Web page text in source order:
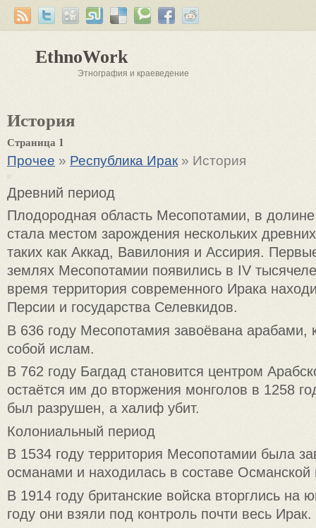
EthnoWork
Этнография и краеведение
История
Страница 1
Прочее » Республика Ирак » История
Древний период
Плодородная область Месопотамии, в
стала местом зарождения нескольких
таких как Аккад, Вавилония и Ассирия.
землях Месопотамии появились в IV
время территория современного Ирака
Персии и государства Селевкидов.
В 636 году Месопотамия завоёвана арабами,
собой ислам.
В 762 году Багдад становится центром
остаётся им до вторжения монголов в 1258
был разрушен, а халиф убит.
Колониальный период
В 1534 году территория Месопотамии была
османами и находилась в составе Османской
В 1914 году британские войска вторглись на
году они взяли под контроль почти весь Ирак.